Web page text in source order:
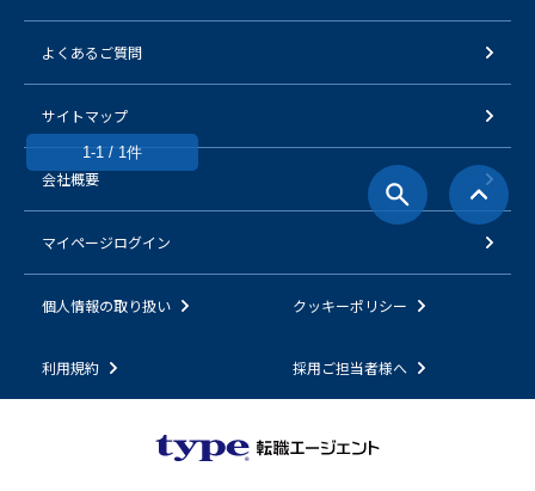
1-1 / 1件
よくあるご質問
サイトマップ
会社概要
マイページログイン
個人情報の取り扱い クッキーポリシー
利用規約 採用ご担当者様へ